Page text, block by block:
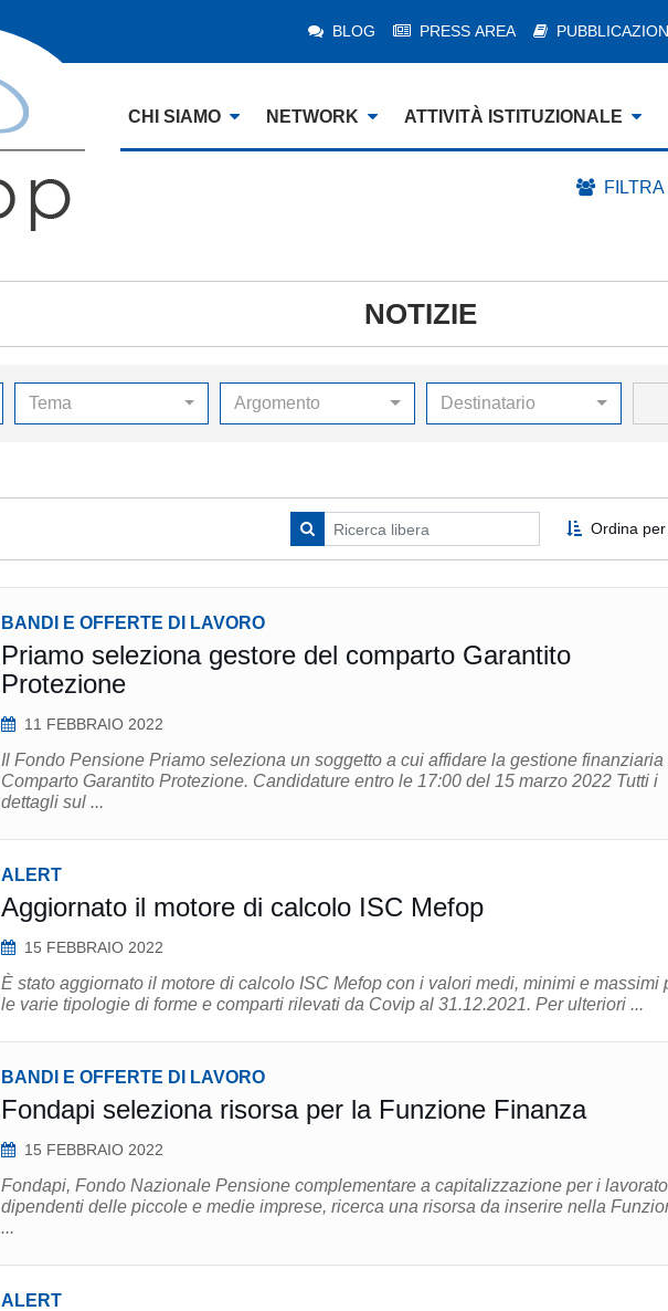
BLOG PRESS AREA
CHI SIAMO NETWORK ATTIVITÀ ISTITUZIONALE
NOTIZIE
Tema Argomento Destinatario
Ordina
BANDI E OFFERTE DI LAVORO
Priamo seleziona gestore del comparto Garantito
Protezione
11 FEBBRAIO 2022
Il Fondo Pensione Priamo seleziona un soggetto a cui affidare la gestione finanziaria
Comparto Garantito Protezione. Candidature entro le 17:00 del 15 marzo 2022 Tutti i
dettagli sul ...
ALERT
Aggiornato il motore di calcolo ISC Mefop
15 FEBBRAIO 2022
È stato aggiornato il motore di calcolo ISC Mefop con i valori medi, minimi e massimi
le varie tipologie di forme e comparti rilevati da Covip al 31.12.2021. Per ulteriori ...
BANDI E OFFERTE DI LAVORO
Fondapi seleziona risorsa per la Funzione Finanza
15 FEBBRAIO 2022
Fondapi, Fondo Nazionale Pensione complementare a capitalizzazione per i
dipendenti delle piccole e medie imprese, ricerca una risorsa da inserire nella
...
ALERT